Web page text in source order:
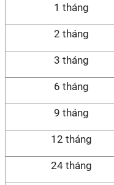
1 tháng
2 tháng
3 tháng
6 tháng
9 tháng
12 tháng
24 tháng